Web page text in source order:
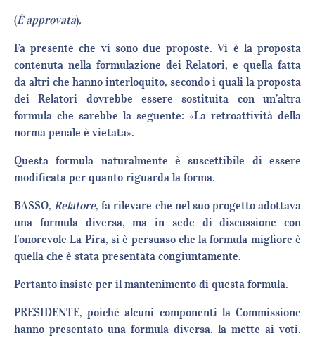
(È approvata).
Fa presente che vi sono due proposte. Vi è la proposta
contenuta nella formulazione dei Relatori, e quella fatta
da altri che hanno interloquito, secondo i quali la proposta
dei Relatori dovrebbe essere sostituita con un’altra
formula che sarebbe la seguente: «La retroattività della
norma penale è vietata».
Questa formula naturalmente è suscettibile di essere
modificata per quanto riguarda la forma.
BASSO,Relatore, fa rilevare che nel suo progetto adottava
una formula diversa, ma in sede di discussione con
l’onorevole La Pira, si è persuaso che la formula migliore è
quella che è stata presentata congiuntamente.
Pertanto insiste per il mantenimento di questa formula.
PRESIDENTE, poiché alcuni componenti la Commissione
hanno presentato una formula diversa, la mette ai voti.